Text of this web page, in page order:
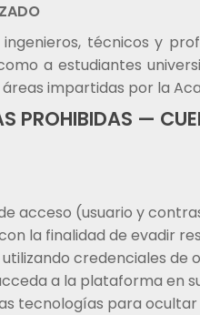
técnicos y
a estudiantes
impartidas por la
PROHIBIDAS —
acceso (usuario y
la finalidad de evadir
credenciales de
a la plataforma en
tecnologías para